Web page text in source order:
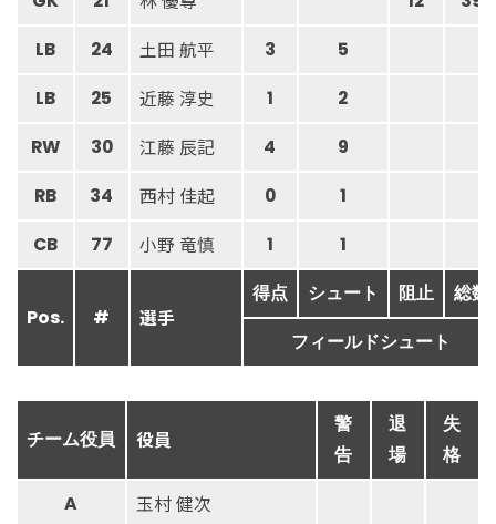
LB 24 土田 航平 3 5
LB 25 近藤 淳史 1 2
RW 30 江藤 辰記 4 9
RB 34 西村 佳起 0 1
CB 77 小野 竜慎 1 1
Pos. # 選手
得点 シュート 阻止 総数
フィールドシュート
チーム役員 役員
警
告
退
場
失
格
A 玉村 健次